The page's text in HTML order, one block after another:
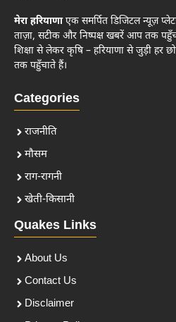
मेरा हरियाणाएक समर्पित डिजिटल न्यूज़
ताज़ा, सटीक और निष्पक्ष खबरें आप तक
शिक्षा से लेकर कृषि – हरियाणा से जुड़ी हर
तक पहुँचाते हैं।
Categories
राजनीति
मौसम
राग-रागनी
खेती-किसानी
Quakes Links
About Us
Contact Us
Disclaimer